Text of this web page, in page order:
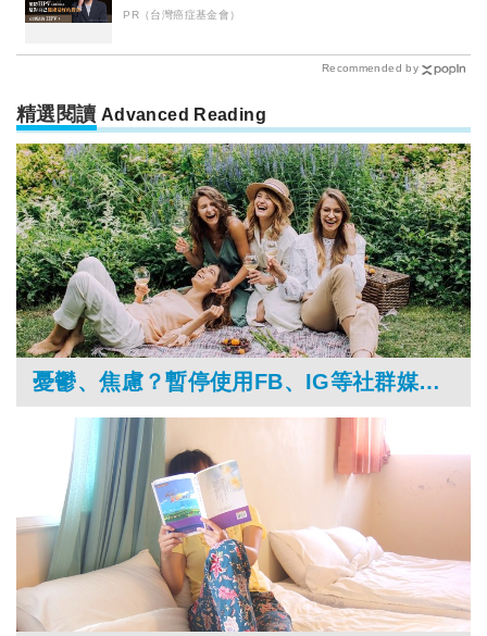
PR（台灣癌症基金會）
Recommended by
精選閱讀 Advanced Reading
憂鬱、焦慮？暫停使用FB、IG等社群媒體一週，有助心理健康！